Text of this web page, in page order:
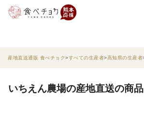
産地直送通販 食べチョク すべての生産者 高知県の生産者
いちえん農場の産地直送の商品